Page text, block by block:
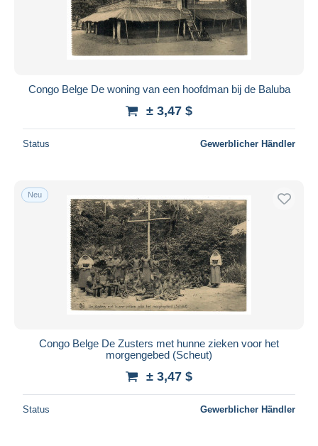
Congo Belge De woning van een hoofdman bij de Baluba
± 3,47 $
Status Gewerblicher Händler
Neu
Congo Belge De Zusters met hunne zieken voor het
morgengebed (Scheut)
± 3,47 $
Status Gewerblicher Händler